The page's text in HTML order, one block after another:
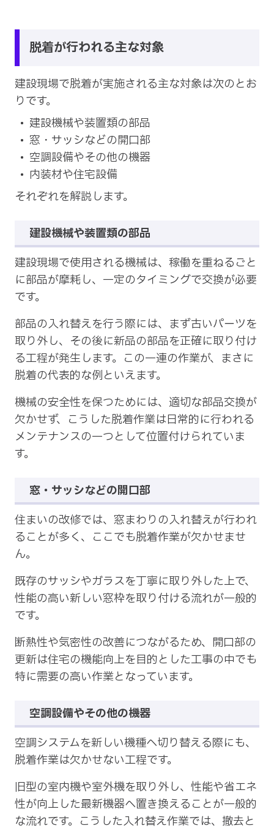
脱着が行われる主な対象
建設現場で脱着が実施される主な対象は次のとお
りです。
建設機械や装置類の部品
窓・サッシなどの開口部
空調設備やその他の機器
内装材や住宅設備
それぞれを解説します。
建設機械や装置類の部品
建設現場で使用される機械は、稼働を重ねるごと
に部品が摩耗し、一定のタイミングで交換が必要
です。
部品の入れ替えを行う際には、まず古いパーツを
取り外し、その後に新品の部品を正確に取り付け
る工程が発生します。この一連の作業が、まさに
脱着の代表的な例といえます。
機械の安全性を保つためには、適切な部品交換が
欠かせず、こうした脱着作業は日常的に行われる
メンテナンスの一つとして位置付けられていま
す。
窓・サッシなどの開口部
住まいの改修では、窓まわりの入れ替えが行われ
ることが多く、ここでも脱着作業が欠かせませ
ん。
既存のサッシやガラスを丁寧に取り外した上で、
性能の高い新しい窓枠を取り付ける流れが一般的
です。
断熱性や気密性の改善につながるため、開口部の
更新は住宅の機能向上を目的とした工事の中でも
特に需要の高い作業となっています。
空調設備やその他の機器
空調システムを新しい機種へ切り替える際にも、
脱着作業は欠かせない工程です。
旧型の室内機や室外機を取り外し、性能や省エネ
性が向上した最新機器へ置き換えることが一般的
な流れです。こうした入れ替え作業では、撤去と